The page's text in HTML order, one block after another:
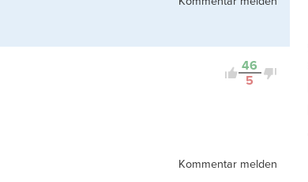
46
5
Kommentar melden